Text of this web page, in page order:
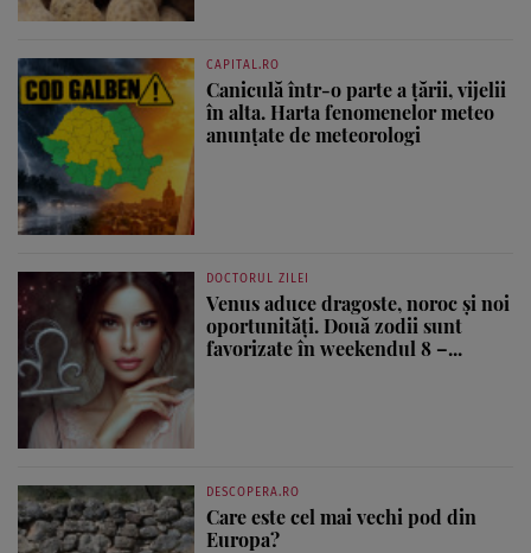
CAPITAL.RO
Caniculă într-o parte a țării, vijelii
în alta. Harta fenomenelor meteo
anunțate de meteorologi
DOCTORUL ZILEI
Venus aduce dragoste, noroc și noi
oportunități. Două zodii sunt
favorizate în weekendul 8 –...
DESCOPERA.RO
Care este cel mai vechi pod din
Europa?